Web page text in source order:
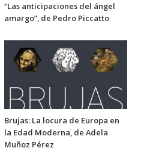
“Las anticipaciones del ángel
amargo”, de Pedro Piccatto
Brujas: La locura de Europa en
la Edad Moderna, de Adela
Muñoz Pérez